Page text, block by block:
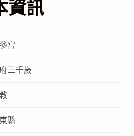
資訊
宮
三千歲
縣